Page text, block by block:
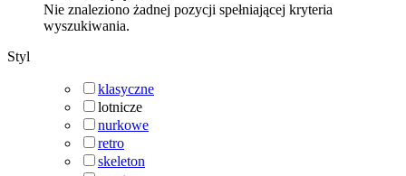
Nie znaleziono żadnej pozycji spełniającej kryteria
wyszukiwania.
Styl
klasyczne
lotnicze
nurkowe
retro
skeleton